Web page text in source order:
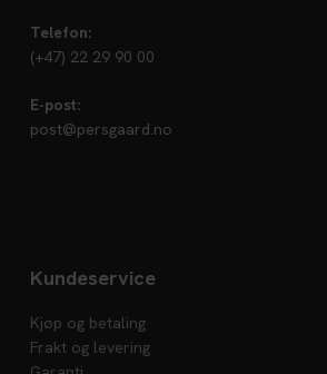
Telefon:
(+47) 22 29 90 00
E-post:
post@persgaard.no
Kundeservice
Kjøp og betaling
Frakt og levering